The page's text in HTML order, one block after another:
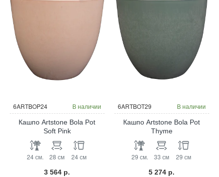
6ARTBOP24 В наличии
Кашпо Artstone Bola Pot
Soft Pink
24 см. 28 см 24 см
3 564 р.
6ARTBOT29 В наличии
Кашпо Artstone Bola Pot
Thyme
29 см. 33 см 29 см
5 274 р.